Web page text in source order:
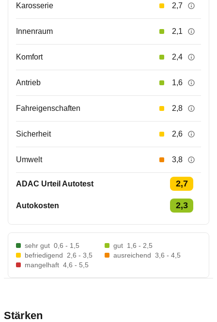
Karosserie 2,7
Innenraum 2,1
Komfort 2,4
Antrieb 1,6
Fahreigenschaften 2,8
Sicherheit 2,6
Umwelt 3,8
ADAC Urteil Autotest 2,7
Autokosten 2,3
sehr gut 0,6 - 1,5 gut 1,6 - 2,5
befriedigend
2,6 - 3,5 ausreichend 3,6 - 4,5
mangelhaft 4,6 - 5,5
Stärken